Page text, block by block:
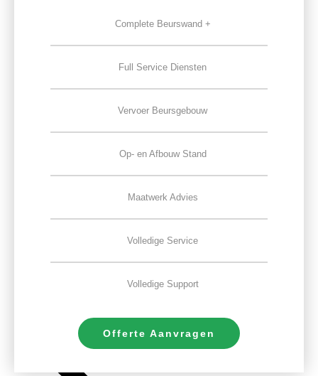
Complete Beurswand +
Full Service Diensten
Vervoer Beursgebouw
Op- en Afbouw Stand
Maatwerk Advies
Volledige Service
Volledige Support
Offerte Aanvragen